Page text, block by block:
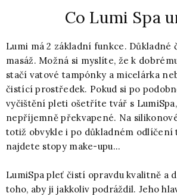
Co Lumi Spa
Lumi má 2 základní funkce.
masáž. Možná si myslíte, že k
stačí vatové tampónky a micelárka
čistící prostředek. Pokud si po
vyčištění pleti ošetříte tvář s
nepříjemně překvapené. Na
totiž obvykle i po důkladném odlíčení
najdete stopy make-upu...
LumiSpa pleť čistí opravdu kvalitně a
toho, aby ji jakkoliv podráždil. Jeho